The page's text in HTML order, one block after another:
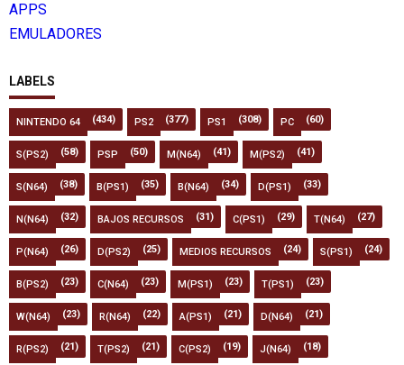
APPS
EMULADORES
LABELS
NINTENDO 64 (434) PS2 (377) PS1 (308) PC (60)
S(PS2) (58) PSP (50) M(N64) (41) M(PS2) (41)
S(N64) (38) B(PS1) (35) B(N64) (34) D(PS1) (33)
N(N64) (32) BAJOS RECURSOS (31) C(PS1) (29) T(N64) (27)
P(N64) (26) D(PS2) (25) MEDIOS RECURSOS (24) S(PS1) (24)
B(PS2) (23) C(N64) (23) M(PS1) (23) T(PS1) (23)
W(N64) (23) R(N64) (22) A(PS1) (21) D(N64) (21)
R(PS2) (21) T(PS2) (21) C(PS2) (19) J(N64) (18)